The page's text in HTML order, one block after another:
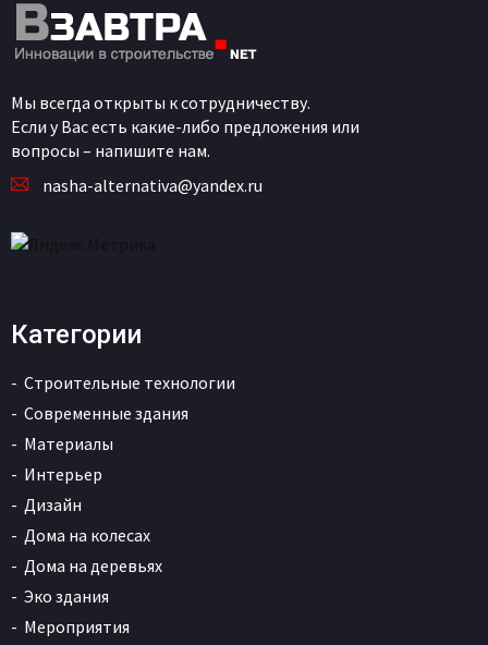
Мы всегда открыты к сотрудничеству.
Если у Вас есть какие-либо предложения или
вопросы – напишите нам.
nasha-alternativa@yandex.ru
Категории
Строительные технологии
Современные здания
Материалы
Интерьер
Дизайн
Дома на колесах
Дома на деревьях
Эко здания
Мероприятия